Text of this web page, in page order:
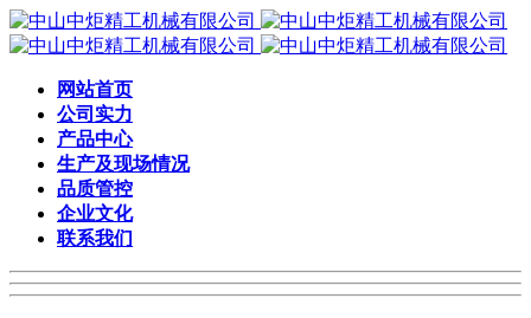
网站首页
公司实力
产品中心
生产及现场情况
品质管控
企业文化
联系我们